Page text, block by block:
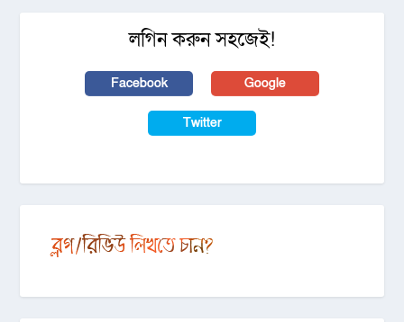
লগিন করুন সহজেই!
Facebook Google
Twitter